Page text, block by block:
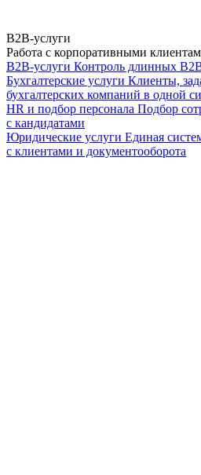
B2B-услуги
Работа с корпоративными
B2B-услуги Контроль длинных
Бухгалтерские услуги Клиенты,
бухгалтерских компаний в одной
HR и подбор персонала Подбор
с кандидатами
Юридические услуги Единая
с клиентами и документооборота